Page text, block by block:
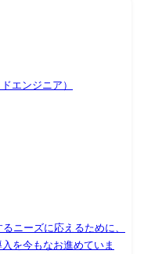
お任せいたします。 ・
PdMと協力して、高品質
・DX(Developer
・バックエンド領域での
ア組織は35名から90名ま
。 一方でプロダクト品質
い組織づくりへもご助力い
【組織/配属先
エンジニア）
ニーズに応えるために、
を今もなお進めていま